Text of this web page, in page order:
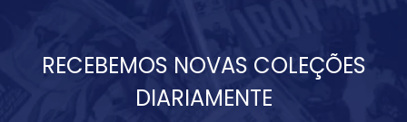
RECEBEMOS NOVAS COLEÇÕES
DIARIAMENTE